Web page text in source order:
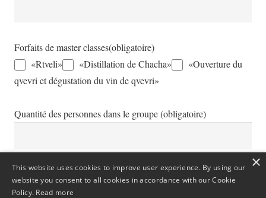
Forfaits de master classes(obligatoire)
«Rtveli»
«Distillation de Chacha»
«Ouverture du
qvevri et dégustation du vin de qvevri»
Quantité des personnes dans le groupe(obligatoire)
Information supplémentaire
×
This website uses cookies to improve user experience. By using our
website you consent to all cookies in accordance with our Cookie
Policy. Read more